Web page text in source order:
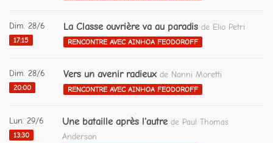
Dim. 28/6
17:15
La Classe ouvrière va au paradis de Elio Petri
RENCONTRE AVEC AINHOA FEODOROFF
Dim. 28/6
20:00
Vers un avenir radieux de Nanni Moretti
RENCONTRE AVEC AINHOA FEODOROFF
Lun. 29/6
13:30
Une bataille après l'autre de Paul Thomas
Anderson